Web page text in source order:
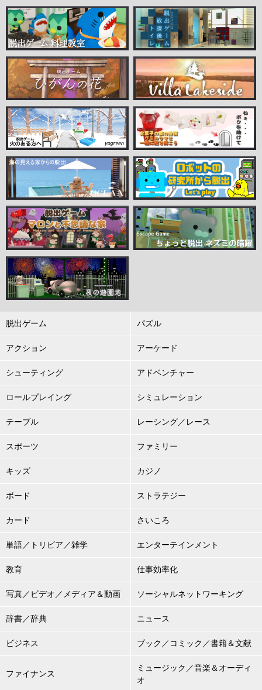
脱出ゲーム パズル
アクション アーケード
シューティング アドベンチャー
ロールプレイング シミュレーション
テーブル レーシング／レース
スポーツ ファミリー
キッズ カジノ
ボード ストラテジー
カード さいころ
単語／トリビア／雑学 エンターテインメント
教育 仕事効率化
写真／ビデオ／メディア＆動画 ソーシャルネットワーキング
辞書／辞典 ニュース
ビジネス ブック／コミック／書籍＆文献
ファイナンス
ミュージック／音楽＆オーディ
オ